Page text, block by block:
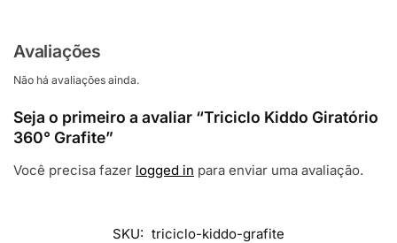
Avaliações
Não há avaliações ainda.
Seja o primeiro a avaliar “Triciclo Kiddo Giratório
360° Grafite”
Você precisa fazer logged in para enviar uma avaliação.
SKU: triciclo-kiddo-grafite